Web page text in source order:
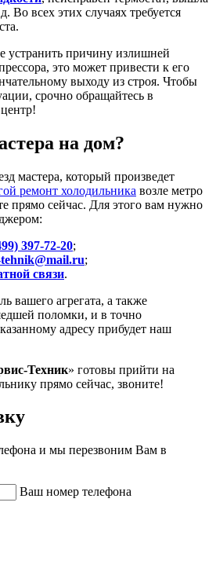
Во всех этих случаях требуется
устранить причину излишней
это может привести к его
выходу из строя. Чтобы
срочно обращайтесь в
на дом?
мастера, который произведет
ремонт холодильника возле метро
прямо сейчас. Для этого вам нужно
397-72-20;
tehnik@mail.ru;
связи.
вашего агрегата, а также
поломки, и в точно
адресу прибудет наш
Техник» готовы прийти на
прямо сейчас, звоните!
и мы перезвоним Вам в
Ваш номер телефона